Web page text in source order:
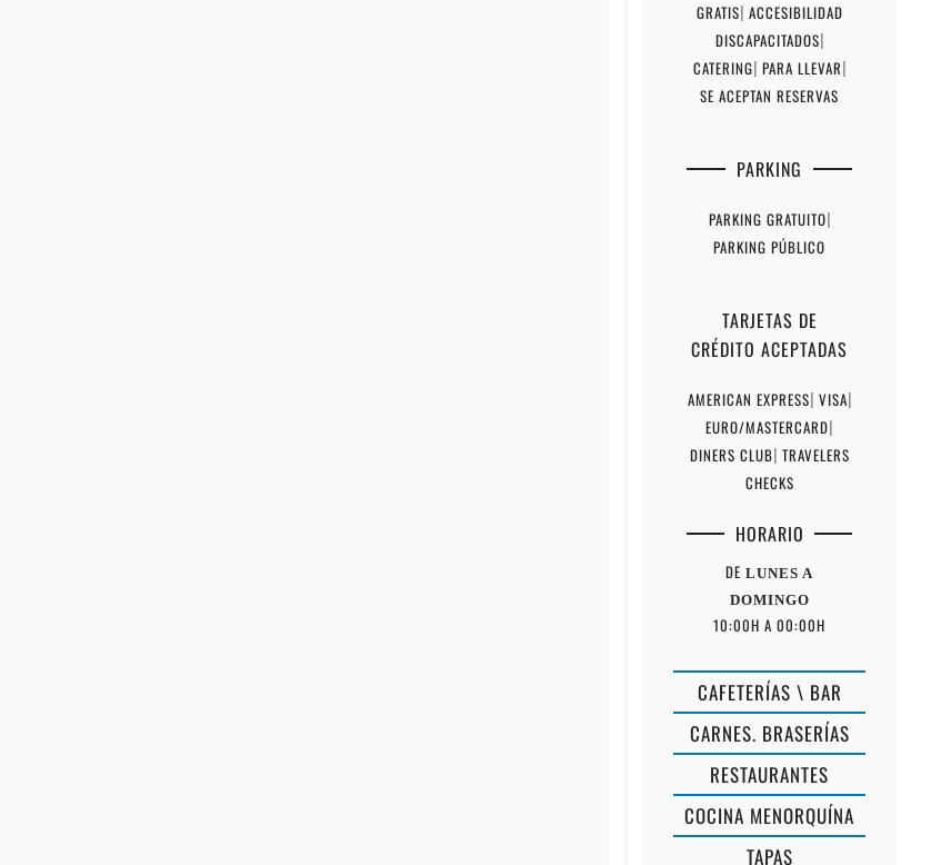
GRATIS| ACCESIBILIDAD
DISCAPACITADOS|
CATERING| PARA LLEVAR|
SE ACEPTAN RESERVAS
PARKING
PARKING GRATUITO|
PARKING PÚBLICO
TARJETAS DE
CRÉDITO ACEPTADAS
AMERICAN EXPRESS| VISA|
EURO/MASTERCARD|
DINERS CLUB| TRAVELERS
CHECKS
HORARIO
DELUNES A
DOMINGO
10:00H A 00:00H
CAFETERÍAS \ BAR
CARNES. BRASERÍAS
RESTAURANTES
COCINA MENORQUÍNA
TAPAS